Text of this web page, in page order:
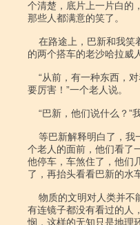
个清楚，底片上一片白的
那些人都满意的笑了。
的两个搭车的老沙哈拉威
要厉害！”一个老人说。
个老人的面前，他们看了
他停车，车煞住了，他们
了，再抬头看看巴新的水
有连镜子都没有看过的人
悯，这样的无知只是地理